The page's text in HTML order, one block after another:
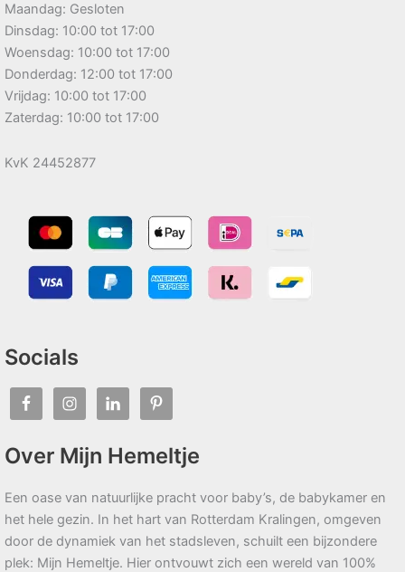
Maandag: Gesloten
Dinsdag: 10:00 tot 17:00
Woensdag: 10:00 tot 17:00
Donderdag: 12:00 tot 17:00
Vrijdag: 10:00 tot 17:00
Zaterdag: 10:00 tot 17:00
KvK 24452877
Socials
Over Mijn Hemeltje
Een oase van natuurlijke pracht voor baby’s, de babykamer en
het hele gezin. In het hart van Rotterdam Kralingen, omgeven
door de dynamiek van het stadsleven, schuilt een bijzondere
plek: Mijn Hemeltje. Hier ontvouwt zich een wereld van 100%